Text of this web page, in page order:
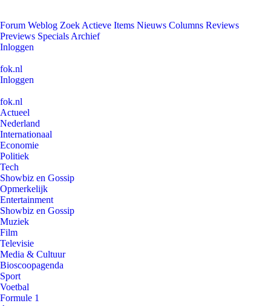
Forum Weblog Zoek Actieve Items Nieuws Columns Reviews
Previews Specials Archief
Inloggen
fok.nl
Inloggen
fok.nl
Actueel
Nederland
Internationaal
Economie
Politiek
Tech
Showbiz en Gossip
Opmerkelijk
Entertainment
Showbiz en Gossip
Muziek
Film
Televisie
Media & Cultuur
Bioscoopagenda
Sport
Voetbal
Formule 1